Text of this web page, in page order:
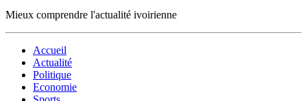
Mieux comprendre l'actualité ivoirienne
Accueil
Actualité
Politique
Economie